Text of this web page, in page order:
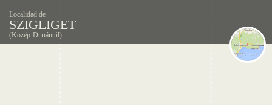
Localidad de
SZIGLIGET
(Közép-Dunántúl)